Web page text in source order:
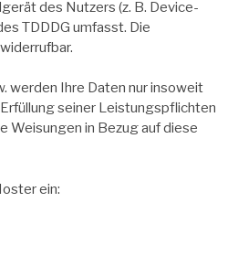
des Nutzers (z. B. Device-
TDDDG umfasst. Die
werden Ihre Daten nur insoweit
seiner Leistungspflichten
Weisungen in Bezug auf diese
ein: